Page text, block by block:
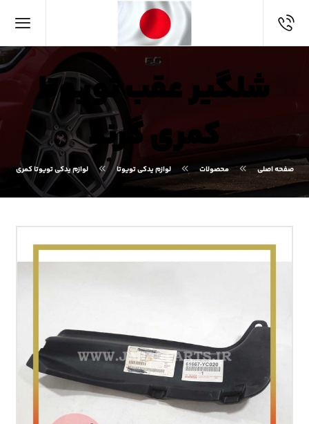
شلگیر عقب تویوتا
کمری گرند
صفحه اصلی محصولات لوازم یدکی تویوتا لوازم یدکی تویوتا کمری